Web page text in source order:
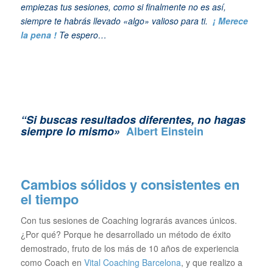
empiezas tus sesiones, como si finalmente no es así,
siempre te habrás llevado «algo» valioso para ti. ¡ Merece
la pena ! Te espero…
“Si buscas resultados diferentes, no hagas
siempre lo mismo» Albert Einstein
Cambios sólidos y consistentes en
el tiempo
Con tus sesiones de Coaching lograrás avances únicos.
¿Por qué? Porque he desarrollado un método de éxito
demostrado, fruto de los más de 10 años de experiencia
como Coach en Vital Coaching Barcelona, y que realizo a